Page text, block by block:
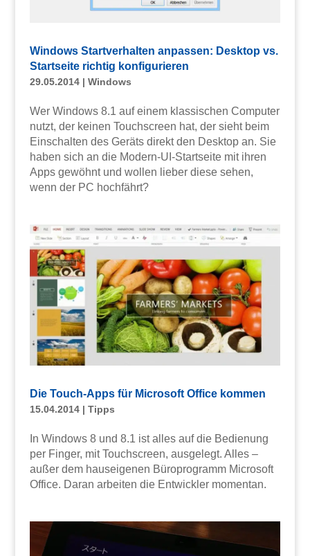
Windows Startverhalten anpassen: Desktop vs.
Startseite richtig konfigurieren
29.05.2014| Windows
Wer Windows 8.1 auf einem klassischen Computer
nutzt, der keinen Touchscreen hat, der sieht beim
Einschalten des Geräts direkt den Desktop an. Sie
haben sich an die Modern-UI-Startseite mit ihren
Apps gewöhnt und wollen lieber diese sehen,
wenn der PC hochfährt?
Die Touch-Apps für Microsoft Office kommen
15.04.2014| Tipps
In Windows 8 und 8.1 ist alles auf die Bedienung
per Finger, mit Touchscreen, ausgelegt. Alles –
außer dem hauseigenen Büroprogramm Microsoft
Office. Daran arbeiten die Entwickler momentan.